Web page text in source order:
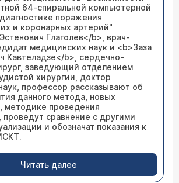
64-спиральной компьютерной
поражения
и коронарных артерий"
Глаголев</b>, врач-
медицинских наук и <b>Заза
Кавтеладзе</b>, сердечно-
заведующий отделением
хирургии, доктор
профессор рассказывают об
данного метода, новых
методике проведения
проведут сравнение с другими
и обозначат показания к
Читать далее